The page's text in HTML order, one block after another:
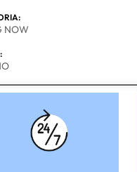
NOW